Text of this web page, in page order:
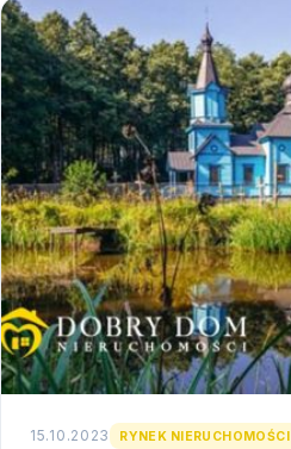
15.10.2023 RYNEK NIERUCHOMOŚCI